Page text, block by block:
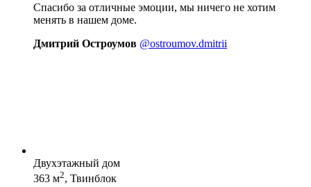
Спасибо за отличные эмоции, мы ничего не хотим
менять в нашем доме.
Дмитрий Остроумов @ostroumov.dmitrii
Двухэтажный дом
363 м2, Твинблок